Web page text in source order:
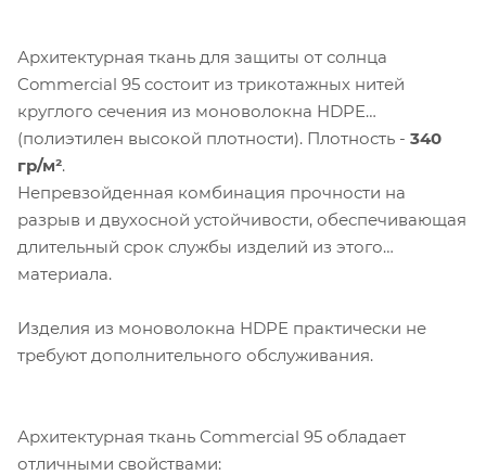
Архитектурная ткань для защиты от солнца
Commercial 95 состоит из трикотажных нитей
круглого сечения из моноволокна HDPE
(полиэтилен высокой плотности). Плотность - 340
гр/м².
Непревзойденная комбинация прочности на
разрыв и двухосной устойчивости, обеспечивающая
длительный срок службы изделий из этого
материала.
Изделия из моноволокна HDPE практически не
требуют дополнительного обслуживания.
Архитектурная ткань Commercial 95 обладает
отличными свойствами:
Компания «Торговый Дом Технический
Текстиль» использует cookie-файлы и